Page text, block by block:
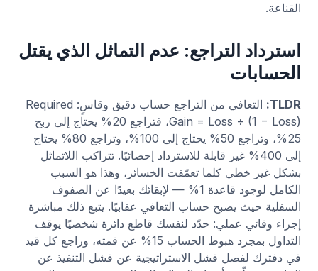
القناعة.
استرداد التراجع: عدم التماثل الذي يقتل
الحسابات
TLDR:
التعافي من التراجع حساب دقيق وقاسٍ: Required
Gain = Loss ÷ (1 − Loss)، فتراجع 20% يحتاج إلى ربح
25%، وتراجع 50% يحتاج إلى 100%، وتراجع 80% يحتاج
إلى 400% غير قابلة للاسترداد إحصائيًا. تتراكب اللاتماثل
بشكل غير خطي كلما تعمّقت الخسائر، وهذا هو السبب
الكامل لوجود قاعدة 1% — لإبقائك بعيدًا عن الصفوف
السفلية حيث يصبح حساب التعافي عقابيًا. يتبع ذلك مباشرة
إجراء وقائي عملي: حدّد لنفسك قاطع دائرة شخصيًا يوقف
التداول بمجرد هبوط الحساب 15% عن قمته، وراجع كل قيد
في دفترك لفصل فشل الاستراتيجية عن فشل التنفيذ عن